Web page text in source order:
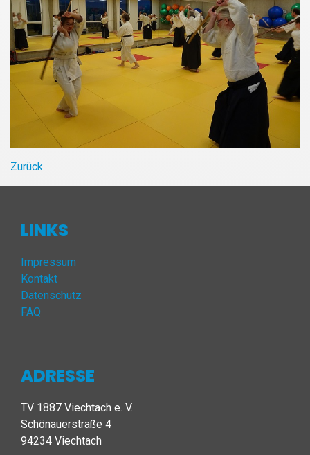
Zurück
LINKS
Impressum
Kontakt
Datenschutz
FAQ
ADRESSE
TV 1887 Viechtach e. V.
Schönauerstraße 4
94234 Viechtach